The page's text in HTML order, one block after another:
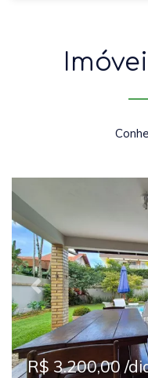
Previous
R$ 3.200,00 /